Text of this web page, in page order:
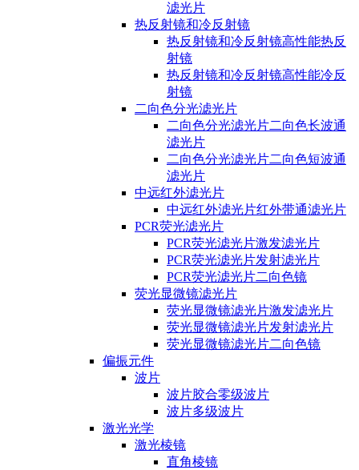
滤光片
热反射镜和冷反射镜
热反射镜和冷反射镜高性能热反
射镜
热反射镜和冷反射镜高性能冷反
射镜
二向色分光滤光片
二向色分光滤光片二向色长波通
滤光片
二向色分光滤光片二向色短波通
滤光片
中远红外滤光片
中远红外滤光片红外带通滤光片
PCR荧光滤光片
PCR荧光滤光片激发滤光片
PCR荧光滤光片发射滤光片
PCR荧光滤光片二向色镜
荧光显微镜滤光片
荧光显微镜滤光片激发滤光片
荧光显微镜滤光片发射滤光片
荧光显微镜滤光片二向色镜
偏振元件
波片
波片胶合零级波片
波片多级波片
激光光学
激光棱镜
直角棱镜